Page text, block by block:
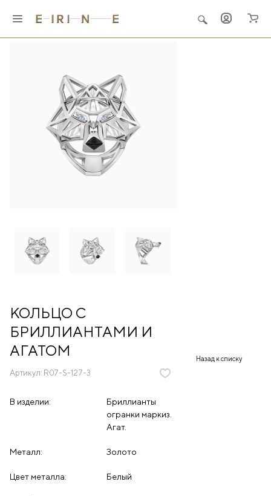
КОЛЬЦО С
БРИЛЛИАНТАМИ И
АГАТОМ
Артикул: R07-S-127-3
В изделии:
Бриллианты
огранки маркиз.
Агат.
Металл: Золото
Цвет металла: Белый
Назад к списку